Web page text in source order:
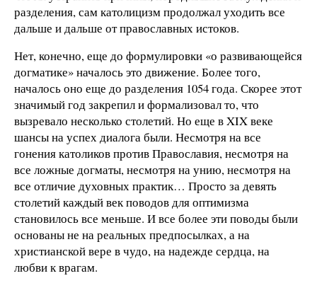
разделения, сам католицизм продолжал уходить все
дальше и дальше от православных истоков.
Нет, конечно, еще до формулировки «о развивающейся
догматике» началось это движение. Более того,
началось оно еще до разделения 1054 года. Скорее этот
значимый год закрепил и формализовал то, что
вызревало несколько столетий. Но еще в XIX веке
шансы на успех диалога были. Несмотря на все
гонения католиков против Православия, несмотря на
все ложные догматы, несмотря на унию, несмотря на
все отличие духовных практик… Просто за девять
столетий каждый век поводов для оптимизма
становилось все меньше. И все более эти поводы были
основаны не на реальных предпосылках, а на
христианской вере в чудо, на надежде сердца, на
любви к врагам.